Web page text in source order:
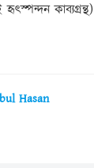
কাব্যগ্রন্থ)
Hasan